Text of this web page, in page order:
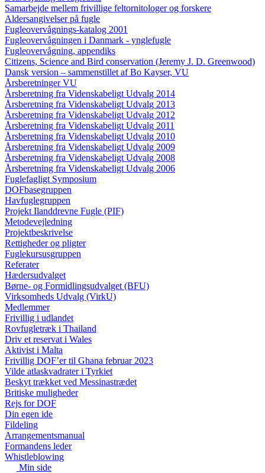
Samarbejde mellem frivillige feltornitologer og forskere
Aldersangivelser på fugle
Fugleovervågnings-katalog 2001
Fugleovervågningen i Danmark - ynglefugle
Fugleovervågning, appendiks
Citizens, Science and Bird conservation (Jeremy J. D. Greenwood)
Dansk version – sammenstillet af Bo Kayser, VU
Årsberetninger VU
Årsberetning fra Videnskabeligt Udvalg 2014
Årsberetning fra Videnskabeligt Udvalg 2013
Årsberetning fra Videnskabeligt Udvalg 2012
Årsberetning fra Videnskabeligt Udvalg 2011
Årsberetning fra Videnskabeligt Udvalg 2010
Årsberetning fra Videnskabeligt Udvalg 2009
Årsberetning fra Videnskabeligt Udvalg 2008
Årsberetning fra Videnskabeligt Udvalg 2006
Fuglefagligt Symposium
DOFbasegruppen
Havfuglegruppen
Projekt Ilanddrevne Fugle (PIF)
Metodevejledning
Projektbeskrivelse
Rettigheder og pligter
Fuglekursusgruppen
Referater
Hædersudvalget
Børne- og Formidlingsudvalget (BFU)
Virksomheds Udvalg (VirkU)
Medlemmer
Frivillig i udlandet
Rovfugletræk i Thailand
Driv et reservat i Wales
Aktivist i Malta
Frivillig DOF’er til Ghana februar 2023
Vilde atlaskvadrater i Tyrkiet
Beskyt trækket ved Messinastrædet
Britiske muligheder
Rejs for DOF
Din egen ide
Fildeling
Arrangementsmanual
Formandens leder
Whistleblowing
Min side